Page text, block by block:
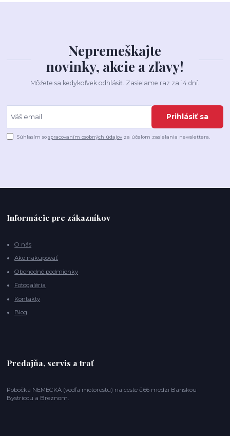
Nepremeškajte
novinky, akcie a zľavy!
Môžete sa kedykoľvek odhlásiť. Zasielame raz za 14 dní.
Prihlásiť sa
Súhlasím sospracovaním osobných údajov za účelom zasielania newslettera.
Informácie pre zákazníkov
O nás
Ako nakupovať
Obchodné podmienky
Fotogaléria
Kontakty
Blog
Predajňa, servis a trať
Pobočka NEMECKÁ (vedľa motorestu) na ceste č.66 medzi Banskou
Bystricou a Breznom.